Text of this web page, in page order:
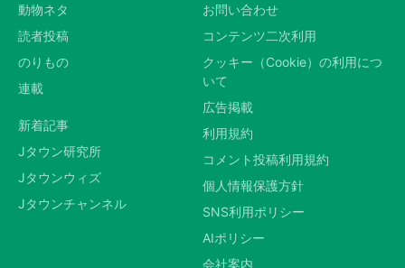
動物ネタ
読者投稿
のりもの
連載
新着記事
Jタウン研究所
Jタウンウィズ
Jタウンチャンネル
お問い合わせ
コンテンツ二次利用
クッキー（Cookie）の利用につ
いて
広告掲載
利用規約
コメント投稿利用規約
個人情報保護方針
SNS利用ポリシー
AIポリシー
会社案内